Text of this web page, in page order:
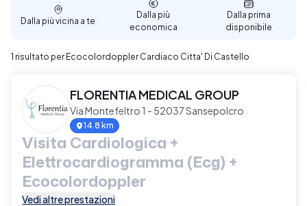
affidabile e di qualità.
Dalla più vicina a te
Dalla più
economica
Dalla prima
disponibile
1 risultato per Ecocolordoppler Cardiaco Citta' Di Castello
FLORENTIA MEDICAL GROUP
Via Montefeltro 1 - 52037 Sansepolcro
14.8 km
Visita Cardiologica +
Elettrocardiogramma (Ecg) +
Ecocolordoppler
Vedi altre prestazioni